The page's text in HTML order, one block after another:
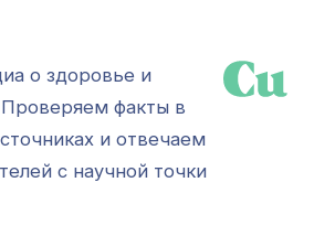
о здоровье и
факты в
и отвечаем
с научной точки